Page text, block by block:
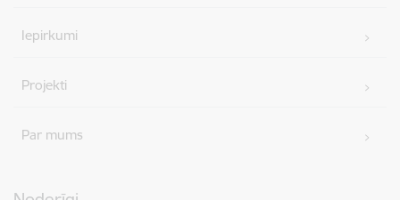
Iepirkumi
Projekti
Par mums